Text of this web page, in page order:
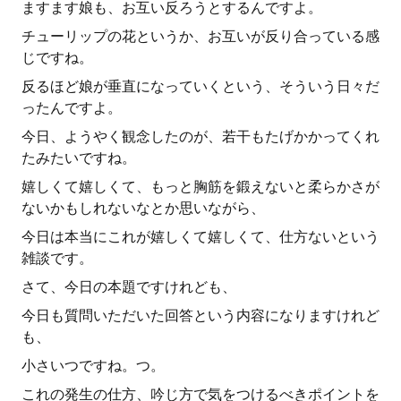
ますます娘も、お互い反ろうとするんですよ。
チューリップの花というか、お互いが反り合っている感
じですね。
反るほど娘が垂直になっていくという、そういう日々だ
ったんですよ。
今日、ようやく観念したのが、若干もたげかかってくれ
たみたいですね。
嬉しくて嬉しくて、もっと胸筋を鍛えないと柔らかさが
ないかもしれないなとか思いながら、
今日は本当にこれが嬉しくて嬉しくて、仕方ないという
雑談です。
さて、今日の本題ですけれども、
今日も質問いただいた回答という内容になりますけれど
も、
小さいつですね。つ。
これの発生の仕方、吟じ方で気をつけるべきポイントを